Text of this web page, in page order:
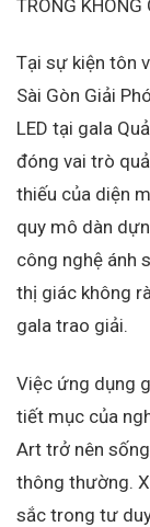
TRONG KHÔNG
Tại sự kiện tôn
Sài Gòn Giải
LED tại gala
đóng vai trò
thiếu của diện
quy mô dàn
công nghệ ánh
thị giác không
gala trao giải.
Việc ứng dụng
tiết mục của
Art trở nên
thông thường.
sắc trong tư